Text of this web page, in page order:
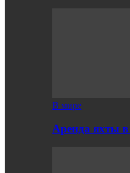
В мире
Аренда яхты